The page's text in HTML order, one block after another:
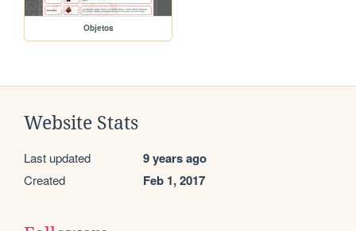
Objetos
Website Stats
Last updated 9 years ago
Created Feb 1, 2017